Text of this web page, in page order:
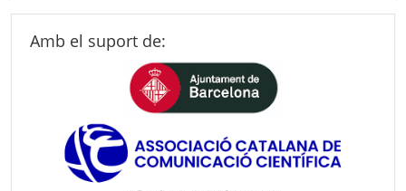
Amb el suport de: